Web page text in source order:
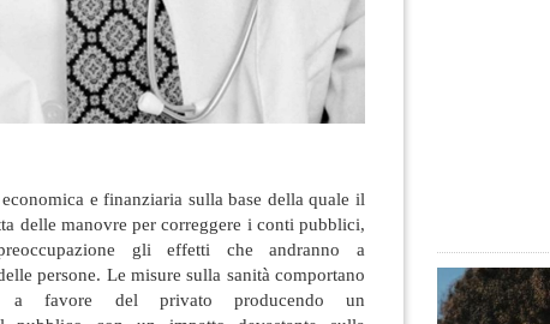
e finanziaria sulla base della quale il
delle manovre per correggere i conti pubblici,
gli effetti che andranno a
persone. Le misure sulla sanità comportano
a favore del privato producendo un